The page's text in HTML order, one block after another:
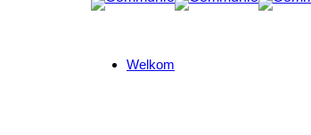
Welkom